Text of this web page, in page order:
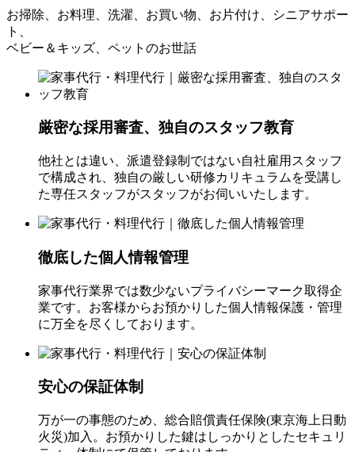
お掃除、お料理、洗濯、お買い物、お片付け、シニアサポー
ト、
ベビー＆キッズ、ペットのお世話
厳密な採用審査、独自のスタッフ教育
他社とは違い、派遣登録制ではない自社雇用スタッフ
で構成され、独自の厳しい研修カリキュラムを受講し
た専任スタッフがスタッフがお伺いいたします。
徹底した個人情報管理
家事代行業界では数少ないプライバシーマーク取得企
業です。お客様からお預かりした個人情報保護・管理
に万全を尽くしております。
安心の保証体制
万が一の事態のため、総合賠償責任保険(東京海上日動
火災)加入。お預かりした鍵はしっかりとしたセキュリ